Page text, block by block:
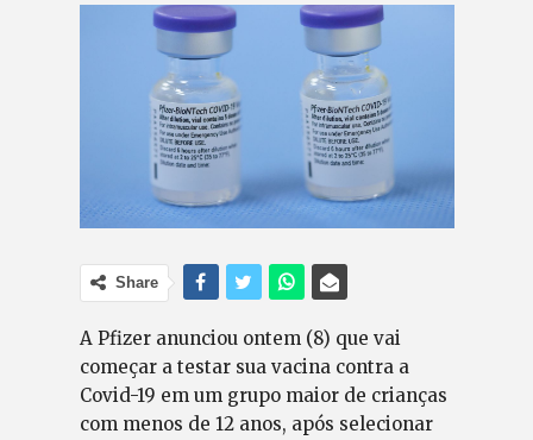
Share
A Pfizer anunciou ontem (8) que vai
começar a testar sua vacina contra a
Covid-19 em um grupo maior de crianças
com menos de 12 anos, após selecionar